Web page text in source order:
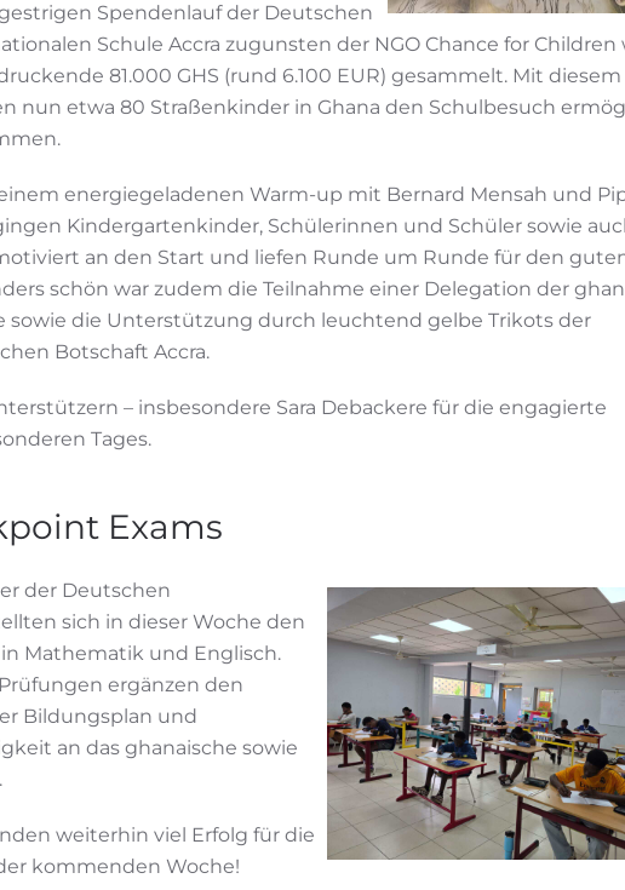
Spendenlauf der Deutschen
Schule Accra zugunsten der NGO Chance for Children
81.000 GHS (rund 6.100 EUR) gesammelt. Mit
nun etwa 80 Straßenkinder in Ghana den Schulbesuch
energiegeladenen Warm-up mit Bernard Mensah und
Kindergartenkinder, Schülerinnen und Schüler sowie
an den Start und liefen Runde um Runde für den
schön war zudem die Teilnahme einer Delegation der
sowie die Unterstützung durch leuchtend gelbe Trikots der
Botschaft Accra.
– insbesondere Sara Debackere für die engagierte
Tages.
Exams
der Deutschen
sich in dieser Woche den
Mathematik und Englisch.
ergänzen den
Bildungsplan und
an das ghanaische sowie
weiterhin viel Erfolg für die
kommenden Woche!